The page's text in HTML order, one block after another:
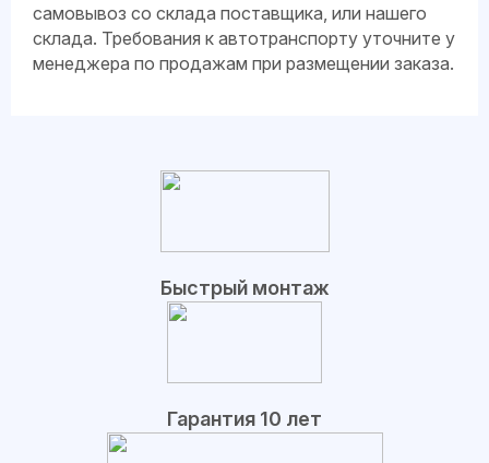
самовывоз со склада поставщика, или нашего
склада. Требования к автотранспорту уточните у
менеджера по продажам при размещении заказа.
Быстрый монтаж
Гарантия 10 лет